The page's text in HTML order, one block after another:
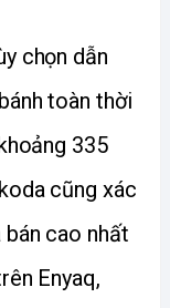
chọn dẫn
toàn thời
335
cũng xác
cao nhất
Enyaq,